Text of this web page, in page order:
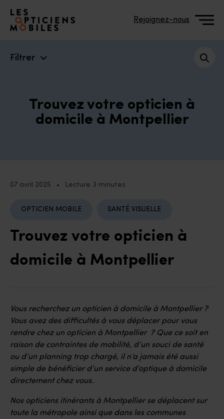
Accéder à notre page d'accueil
Rejoignez-nous
Filtrer
Trouvez votre opticien à
domicile à Montpellier
07 avril 2025 • Lecture 3 minutes
OPTICIEN MOBILE SANTÉ VISUELLE
Trouvez votre opticien à
domicile à Montpellier
Vous recherchez un opticien à domicile à Montpellier ?
Vous avez des difficultés à vous déplacer pour vous
rendre chez un opticien à Montpellier ? Que ce soit en
raison de contraintes de mobilité, d’un souci de santé
ou d’un planning trop chargé, il n’a jamais été aussi
simple de bénéficier d’un service d’optique à domicile
directement chez vous.
Nos opticiens itinérants à Montpellier se déplacent sur
toute la métropole ainsi que dans les communes